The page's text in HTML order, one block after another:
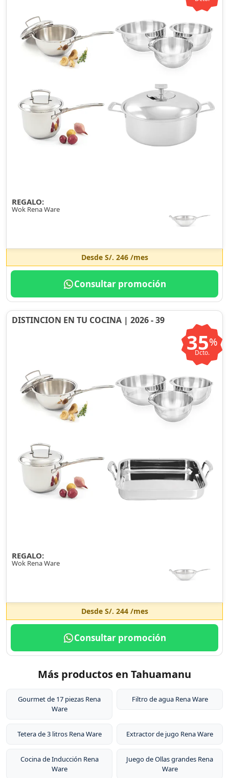
REGALO:
Wok Rena Ware
Desde S/. 246/mes
Consultar promoción
DISTINCION EN TU COCINA | 2026 - 39
35%
Dcto.
REGALO:
Wok Rena Ware
Desde S/. 244/mes
Consultar promoción
Más productos en Tahuamanu
Gourmet de 17 piezas Rena
Ware
Filtro de agua Rena Ware
Tetera de 3 litros Rena Ware Extractor de jugo Rena Ware
Cocina de Inducción Rena
Ware
Juego de Ollas grandes Rena
Ware